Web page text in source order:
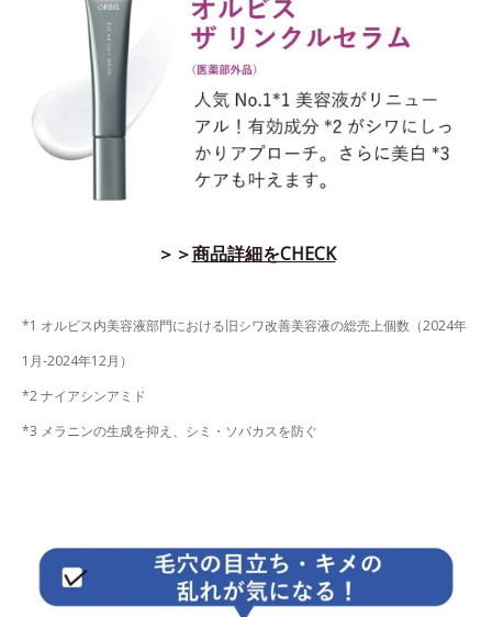
＞＞商品詳細をCHECK
*1 オルビス内美容液部門における旧シワ改善美容液の総売上個数（2024年
1月-2024年12月）
*2 ナイアシンアミド
*3 メラニンの生成を抑え、シミ・ソバカスを防ぐ